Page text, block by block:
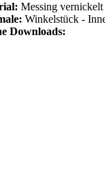
Messing vernickelt
Winkelstück -
Downloads: